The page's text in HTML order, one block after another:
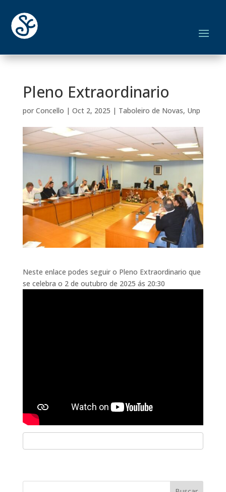
Pleno Extraordinario
por Concello | Oct 2, 2025 | Taboleiro de Novas, Unp
Neste enlace podes seguir o Pleno Extraordinario que
se celebra o 2 de outubro de 2025 ás 20:30